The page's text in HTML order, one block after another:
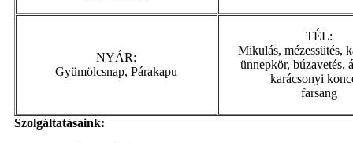
NYÁR:
Gyümölcsnap, Párakapu
TÉL:
Mikulás, mézessütés,
ünnepkör, búzavetés,
karácsonyi
farsang
Szolgáltatásaink: